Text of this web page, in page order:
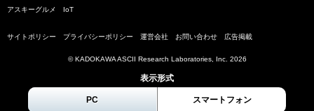
アスキーグルメ IoT
サイトポリシー プライバシーポリシー 運営会社 お問い合わせ 広告掲載
© KADOKAWA ASCII Research Laboratories, Inc. 2026
表示形式
PC スマートフォン